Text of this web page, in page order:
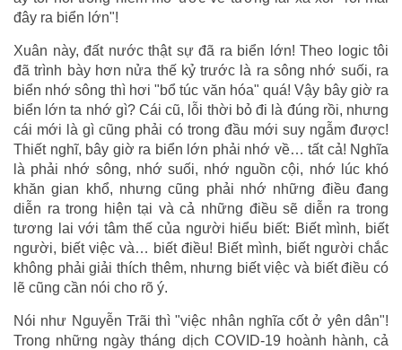
đây ra biển lớn"!
Xuân này, đất nước thật sự đã ra biển lớn! Theo logic tôi
đã trình bày hơn nửa thế kỷ trước là ra sông nhớ suối, ra
biển nhớ sông thì hơi "bổ túc văn hóa" quá! Vậy bây giờ ra
biển lớn ta nhớ gì? Cái cũ, lỗi thời bỏ đi là đúng rồi, nhưng
cái mới là gì cũng phải có trong đầu mới suy ngẫm được!
Thiết nghĩ, bây giờ ra biển lớn phải nhớ về… tất cả! Nghĩa
là phải nhớ sông, nhớ suối, nhớ nguồn cội, nhớ lúc khó
khăn gian khổ, nhưng cũng phải nhớ những điều đang
diễn ra trong hiện tại và cả những điều sẽ diễn ra trong
tương lai với tâm thế của người hiểu biết: Biết mình, biết
người, biết việc và… biết điều! Biết mình, biết người chắc
không phải giải thích thêm, nhưng biết việc và biết điều có
lẽ cũng cần nói cho rõ ý.
Nói như Nguyễn Trãi thì "việc nhân nghĩa cốt ở yên dân"!
Trong những ngày tháng dịch COVID-19 hoành hành, cả